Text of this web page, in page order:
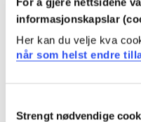
informasjonskapslar
Her kan du velje kva
når som helst endre
Selection
Strengt nødvendige
Døves historie,
Semester: 1